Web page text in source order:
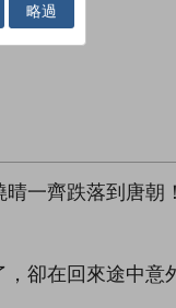
一齊跌落到唐
卻在回來途中意
略過